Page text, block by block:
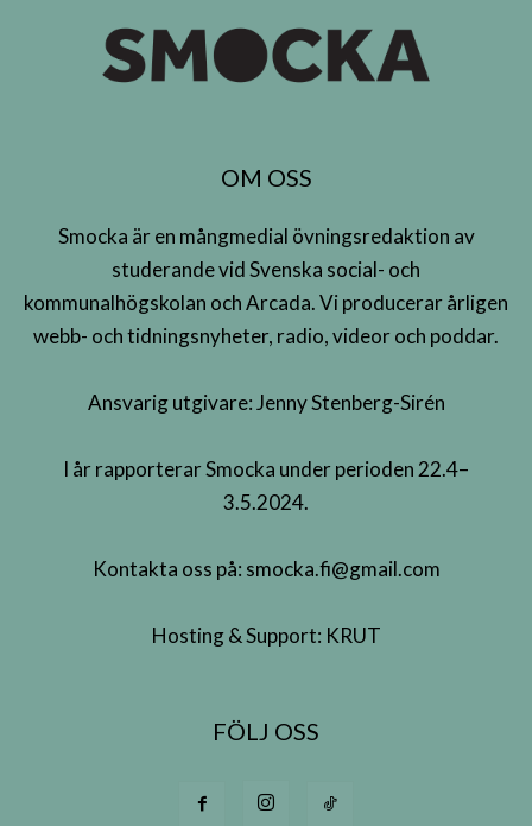
OM OSS
Smocka är en mångmedial övningsredaktion av
studerande vid Svenska social- och
kommunalhögskolan och Arcada. Vi producerar årligen
webb- och tidningsnyheter, radio, videor och poddar.
Ansvarig utgivare: Jenny Stenberg-Sirén
I år rapporterar Smocka under perioden 22.4–
3.5.2024.
Kontakta oss på: smocka.fi@gmail.com
Hosting & Support: KRUT
FÖLJ OSS